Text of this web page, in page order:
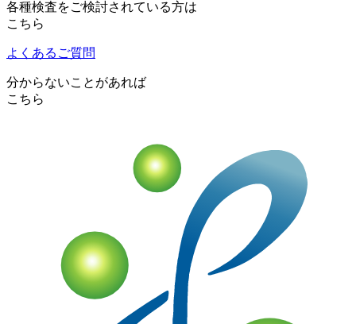
各種検査をご検討されている方は
こちら
よくあるご質問
分からないことがあれば
こちら